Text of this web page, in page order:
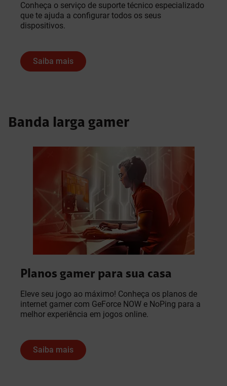
Conheça o serviço de suporte técnico especializado
que te ajuda a configurar todos os seus
dispositivos.
Saiba mais
Banda larga gamer
Planos gamer para sua casa
Eleve seu jogo ao máximo! Conheça os planos de
internet gamer com GeForce NOW e NoPing para a
melhor experiência em jogos online.
Saiba mais